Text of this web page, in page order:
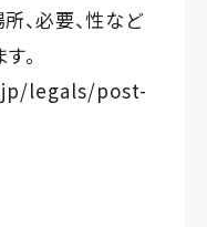
、必要、性など
。
legals/post-